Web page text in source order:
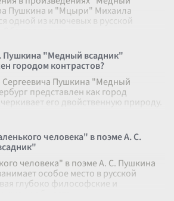
Пушкина и "Мцыри" Михаила
одной из ключевых в русской
Оба произведения,
Пушкина "Медный всадник"
городом контрастов?
Сергеевича Пушкина "Медный
представлен как город
его двойственную природу.
из сочетани
человека" в поэме А. С.
человека" в поэме А. С. Пушкина
особое место в русской
глубоко философские и
обществ